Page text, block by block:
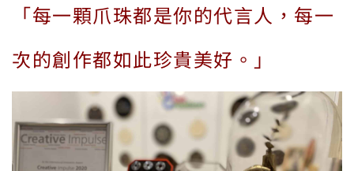
「每一顆爪珠都是你的代言人，每一
次的創作都如此珍貴美好。」